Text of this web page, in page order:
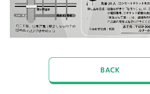
BACK